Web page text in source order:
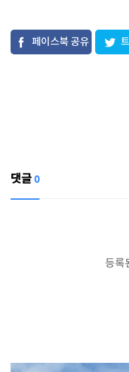
페이스북 공유
댓글 0
등록